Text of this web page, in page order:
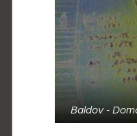
Baldov -